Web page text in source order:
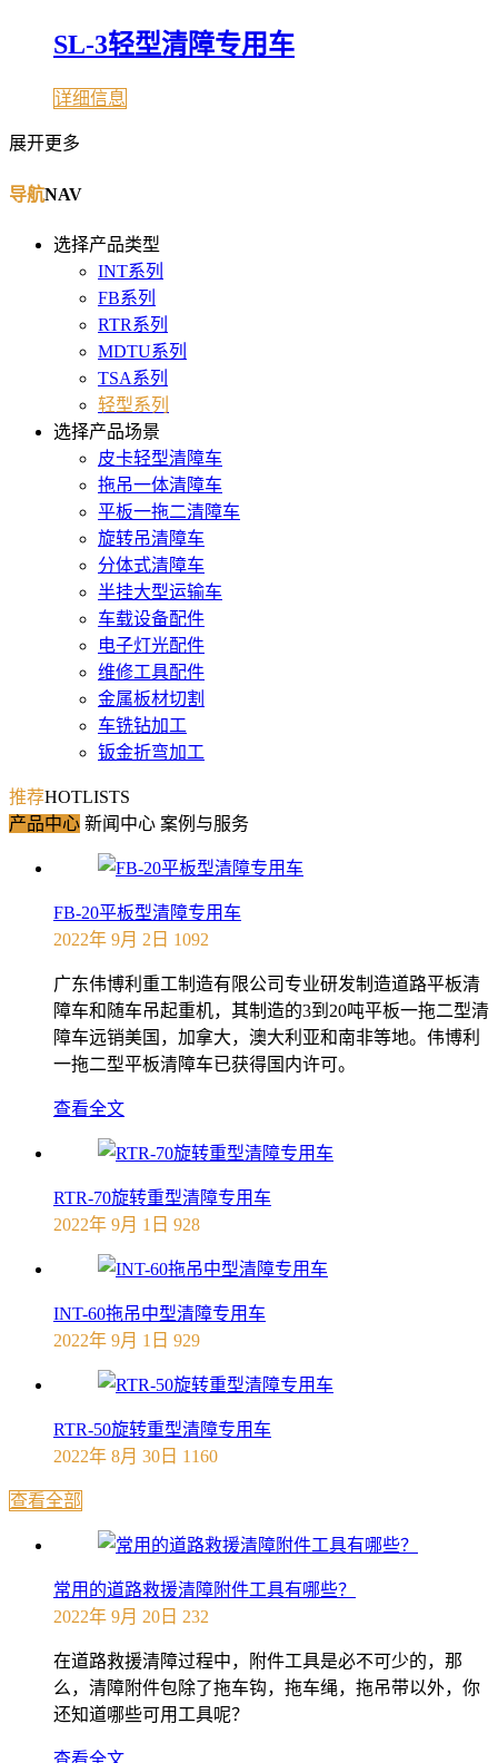
SL-3轻型清障专用车
详细信息
展开更多
导航NAV
选择产品类型
INT系列
FB系列
RTR系列
MDTU系列
TSA系列
轻型系列
选择产品场景
皮卡轻型清障车
拖吊一体清障车
平板一拖二清障车
旋转吊清障车
分体式清障车
半挂大型运输车
车载设备配件
电子灯光配件
维修工具配件
金属板材切割
车铣钻加工
钣金折弯加工
推荐HOTLISTS
产品中心 新闻中心 案例与服务
FB-20平板型清障专用车
2022年 9月 2日 1092
广东伟博利重工制造有限公司专业研发制造道路平板清
障车和随车吊起重机，其制造的3到20吨平板一拖二型清
障车远销美国，加拿大，澳大利亚和南非等地。伟博利
一拖二型平板清障车已获得国内许可。
查看全文
RTR-70旋转重型清障专用车
2022年 9月 1日 928
INT-60拖吊中型清障专用车
2022年 9月 1日 929
RTR-50旋转重型清障专用车
2022年 8月 30日 1160
查看全部
常用的道路救援清障附件工具有哪些？
2022年 9月 20日 232
在道路救援清障过程中，附件工具是必不可少的，那
么，清障附件包除了拖车钩，拖车绳，拖吊带以外，你
还知道哪些可用工具呢？
查看全文